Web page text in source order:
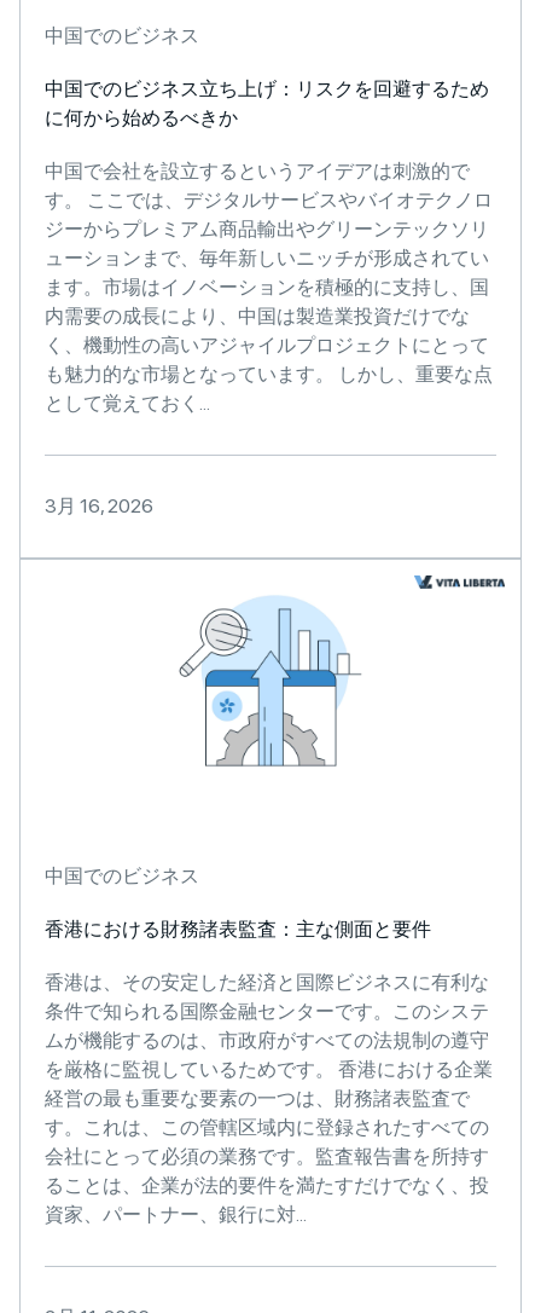
中国でのビジネス
中国でのビジネス立ち上げ：リスクを回避するため
に何から始めるべきか
中国で会社を設立するというアイデアは刺激的で
す。 ここでは、デジタルサービスやバイオテクノロ
ジーからプレミアム商品輸出やグリーンテックソリ
ューションまで、毎年新しいニッチが形成されてい
ます。市場はイノベーションを積極的に支持し、国
内需要の成長により、中国は製造業投資だけでな
く、機動性の高いアジャイルプロジェクトにとって
も魅力的な市場となっています。 しかし、重要な点
として覚えておく...
3月 16, 2026
中国でのビジネス
香港における財務諸表監査：主な側面と要件
香港は、その安定した経済と国際ビジネスに有利な
条件で知られる国際金融センターです。このシステ
ムが機能するのは、市政府がすべての法規制の遵守
を厳格に監視しているためです。 香港における企業
経営の最も重要な要素の一つは、財務諸表監査で
す。これは、この管轄区域内に登録されたすべての
会社にとって必須の業務です。監査報告書を所持す
ることは、企業が法的要件を満たすだけでなく、投
資家、パートナー、銀行に対...